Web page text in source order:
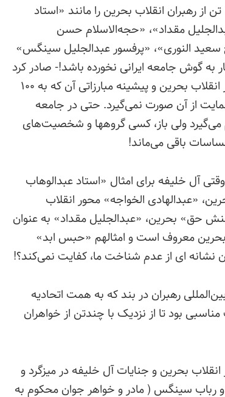
محکومیت‌های سنگین ۱۰ تا ۲۰ سال ۱۳ تن از رهبران انقلاب بحرین را مانند «استاد
مقداد»، «حجه‌الاسلام حسن
النوری»، «پرفسور عبدالجلیل سینگس»
گوش جامعه ایرانی نخورده باشد!- صادر کرد
می‌بینیم به دلیل همین عدم شناخت از انقلاب بحرین و پیشینه مبارزاتی آن که به ۱۰۰
از آن صورت نمی‌گیرد. حتی در جامعه
می‌گیرد ولی باز، کسی گروهها و شخصیت‌های
باقی می‌ماند!
آل خلیفه برای امثال «استاد عبدالوهاب
«عبدالهادی الخواجه» محور انقلاب
حق» بحرین، «عبدالجلیل مقداد» به عنوان
بحرین معروف است و امثالهم «حبس ابد»
نشانه ای از عدم شناخت ما، کفایت نمی‌کند؟!
رهبران در بند که به همت اتحادیه
بود تا از نزدیک با چندتن از خواهران
بحرین و جنایات آل خلیفه در میزگرد و
رباب سینگس ( مادر و خواهر جوان محکوم به